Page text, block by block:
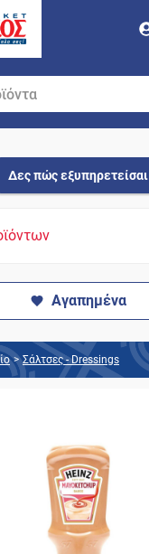
Δες πώς εξυπηρετείσαι
Αγαπημένα
> Σάλτσες - Dressings